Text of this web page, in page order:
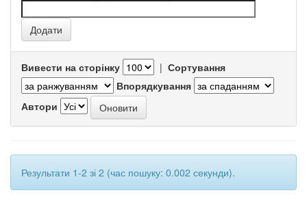
Вивести на сторінку | Сортування
Впорядкування
Автори
Результати 1-2 зі 2 (час пошуку: 0.002 секунди).